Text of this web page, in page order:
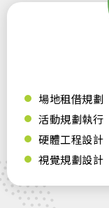
場地租借規劃
活動規劃執行
硬體工程設計
視覺規劃設計